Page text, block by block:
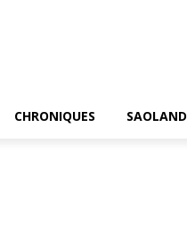
CHRONIQUES SAOLAND